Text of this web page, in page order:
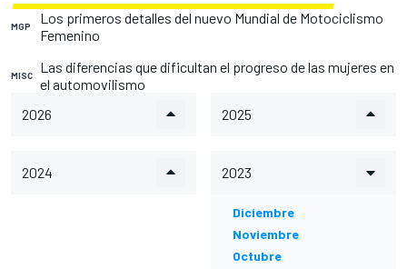
MGP
Los primeros detalles del nuevo Mundial de Motociclismo
Femenino
MISC
Las diferencias que dificultan el progreso de las mujeres en
el automovilismo
2026
2025
2024 2023
Diciembre
Noviembre
Octubre